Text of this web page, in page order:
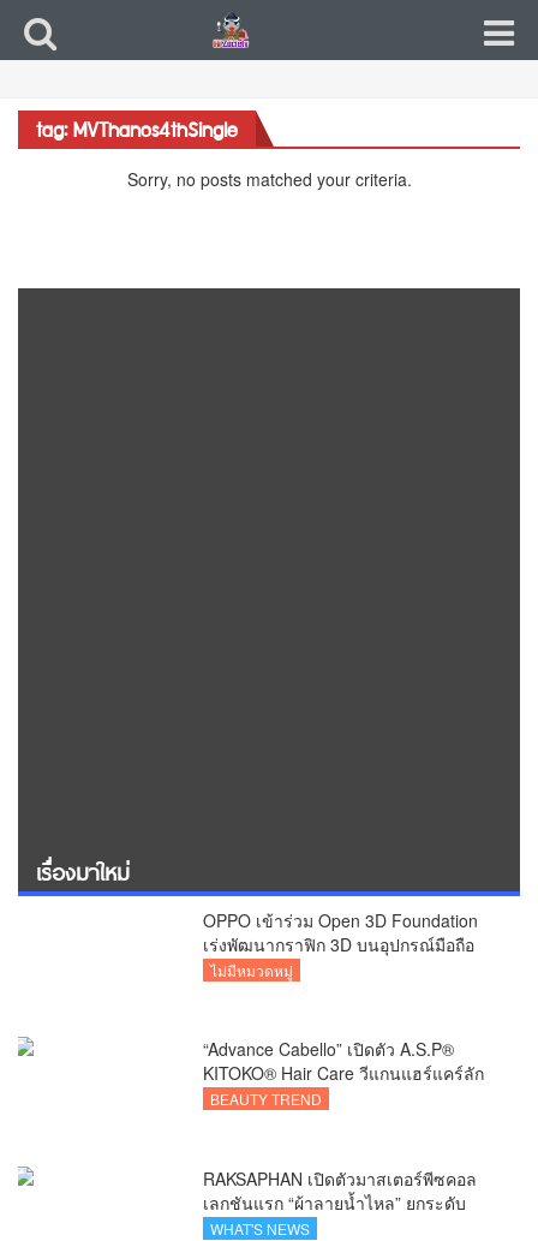
tag: MVThanos4thSingle
Sorry, no posts matched your criteria.
เรื่องมาใหม่
OPPO เข้าร่วม Open 3D Foundation
เร่งพัฒนากราฟิก 3D บนอุปกรณ์มือถือ
ไม่มีหมวดหมู่
“Advance Cabello” เปิดตัว A.S.P®
KITOKO® Hair Care วีแกนแฮร์แคร์ลัก
ชัวรีจากอังกฤษ ยกระดับการดูแลเส้นผม
BEAUTY TREND
RAKSAPHAN เปิดตัวมาสเตอร์พีซคอล
เลกชันแรก “ผ้าลายน้ำไหล” ยกระดับ
ภูมิปัญญาท้องถิ่นสู่งานศิลป์ระดับสากล
WHAT'S NEWS